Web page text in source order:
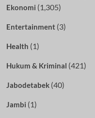
Ekonomi (1,305)
Entertainment(3)
Health (1)
Hukum & Kriminal (421)
Jabodetabek(40)
Jambi (1)